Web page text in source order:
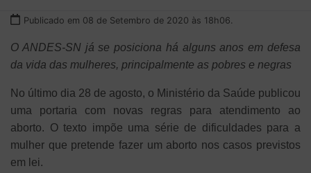
Publicado em 08 de Setembro de 2020 às 18h06.
O ANDES-SN já se posiciona há alguns anos em defesa
da vida das mulheres, principalmente as pobres e negras
No último dia 28 de agosto, o Ministério da Saúde publicou
uma portaria com novas regras para atendimento ao
aborto. O texto impõe uma série de dificuldades para a
mulher que pretende fazer um aborto nos casos previstos
em lei.